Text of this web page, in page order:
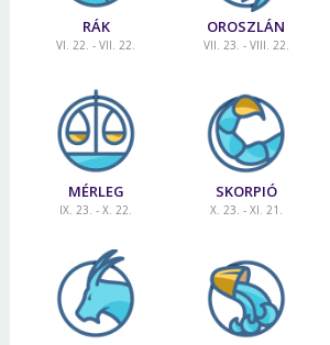
RÁK
VI. 22. - VII. 22.
OROSZLÁN
VII. 23. - VIII. 22.
MÉRLEG
IX. 23. - X. 22.
SKORPIÓ
X. 23. - XI. 21.
Jelszó
Bejelentkezés